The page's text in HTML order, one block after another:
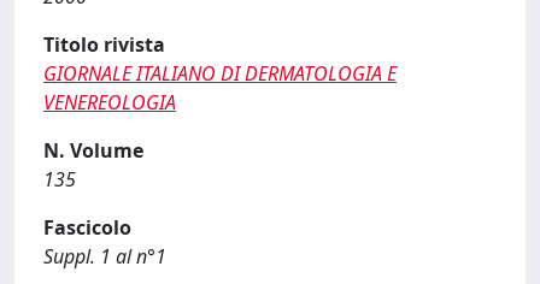
Titolo rivista
GIORNALE ITALIANO DI DERMATOLOGIA E
VENEREOLOGIA
N. Volume
135
Fascicolo
Suppl. 1 al n°1